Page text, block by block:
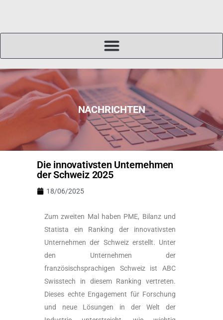
NACHRICHTEN
Die innovativsten Unternehmen
der Schweiz 2025
18/06/2025
Zum zweiten Mal haben PME, Bilanz und
Statista ein Ranking der innovativsten
Unternehmen der Schweiz erstellt. Unter
den Unternehmen der
französischsprachigen Schweiz ist ABC
Swisstech in diesem Ranking vertreten.
Dieses echte Engagement für Forschung
und neue Lösungen in der Welt der